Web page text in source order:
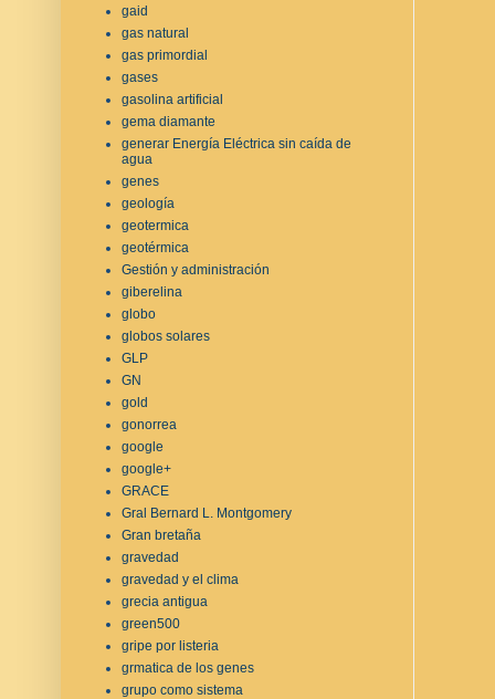
gaid
gas natural
gas primordial
gases
gasolina artificial
gema diamante
generar Energía Eléctrica sin caída de
agua
genes
geología
geotermica
geotérmica
Gestión y administración
giberelina
globo
globos solares
GLP
GN
gold
gonorrea
google
google+
GRACE
Gral Bernard L. Montgomery
Gran bretaña
gravedad
gravedad y el clima
grecia antigua
green500
gripe por listeria
grmatica de los genes
grupo como sistema